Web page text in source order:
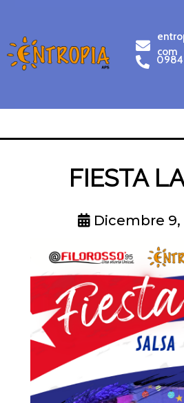
com
FIESTA
Dicembre 9,